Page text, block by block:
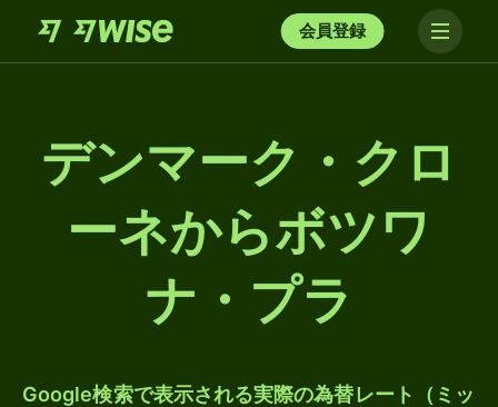
会員登録
デンマーク・クロ
ーネからボツワ
ナ・プラ
Google検索で表示される実際の為替レート（ミッ